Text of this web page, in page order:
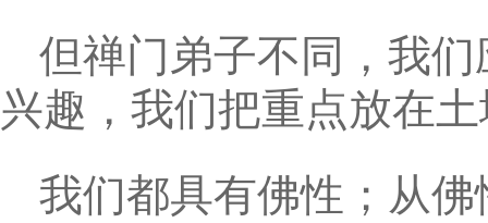
但禅门弟子不同，我
兴趣，我们把重点放在
我们都具有佛性；从